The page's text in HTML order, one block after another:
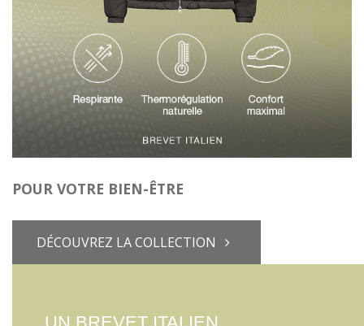
POUR VOTRE BIEN-ÊTRE
DÉCOUVREZ LA COLLECTION